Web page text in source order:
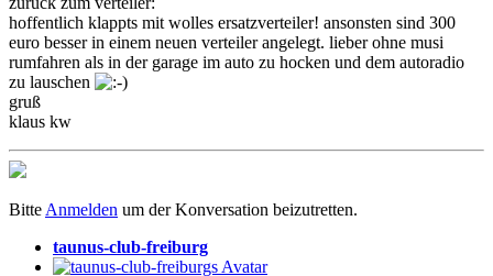
hoffentlich klappts mit wolles ersatzverteiler! ansonsten sind 300
euro besser in einem neuen verteiler angelegt. lieber ohne musi
rumfahren als in der garage im auto zu hocken und dem autoradio
zu lauschen
gruß
klaus kw
Bitte Anmelden um der Konversation beizutretten.
taunus-club-freiburg